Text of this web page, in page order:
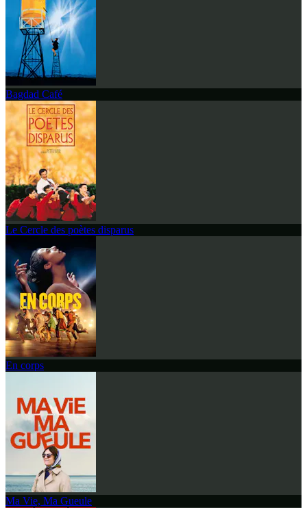
Bagdad Café
Le Cercle des poètes disparus
En corps
Ma Vie, Ma Gueule